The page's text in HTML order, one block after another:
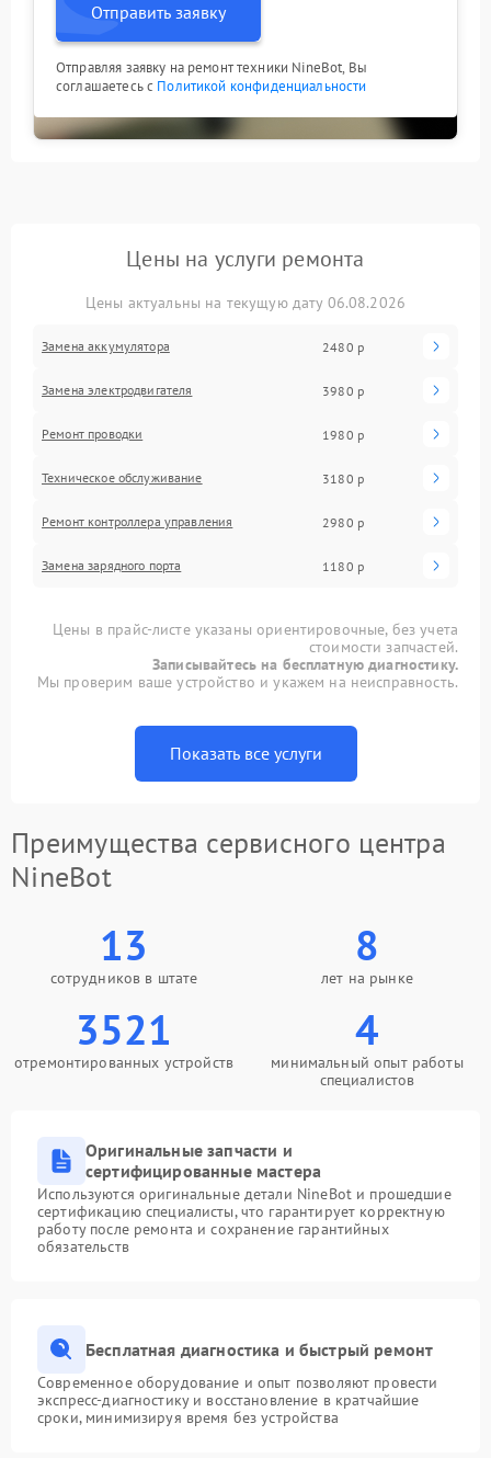
Отправить заявку
Отправляя заявку на ремонт техники NineBot, Вы
соглашаетесь с Политикой конфиденциальности
Цены на услуги ремонта
Цены актуальны на текущую дату 06.08.2026
Замена аккумулятора 2480 р
Замена электродвигателя 3980 р
Ремонт проводки 1980 р
Техническое обслуживание 3180 р
Ремонт контроллера управления 2980 р
Замена зарядного порта 1180 р
Цены в прайс-листе указаны ориентировочные, без учета
стоимости запчастей.
Записывайтесь на бесплатную диагностику.
Мы проверим ваше устройство и укажем на неисправность.
Показать все услуги
Преимущества сервисного центра
NineBot
13
сотрудников в штате
8
лет на рынке
3521
отремонтированных устройств
4
минимальный опыт работы
специалистов
Оригинальные запчасти и
сертифицированные мастера
Используются оригинальные детали NineBot и прошедшие
сертификацию специалисты, что гарантирует корректную
работу после ремонта и сохранение гарантийных
обязательств
Бесплатная диагностика и быстрый ремонт
Современное оборудование и опыт позволяют провести
экспресс-диагностику и восстановление в кратчайшие
сроки, минимизируя время без устройства